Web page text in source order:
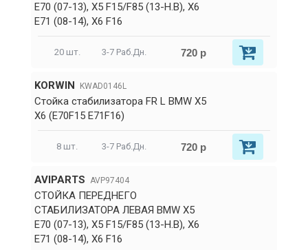
E70 (07-13), X5 F15/F85 (13-Н.В), X6
E71 (08-14), X6 F16
20 шт. 3-7 Раб.Дн. 720 р
KORWIN KWAD0146L
Стойка стабилизатора FR L BMW X5
X6 (E70F15 E71F16)
8 шт. 3-7 Раб.Дн. 720 р
AVIPARTS AVP97404
СТОЙКА ПЕРЕДНЕГО
СТАБИЛИЗАТОРА ЛЕВАЯ BMW X5
E70 (07-13), X5 F15/F85 (13-Н.В), X6
E71 (08-14), X6 F16